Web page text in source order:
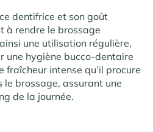
dentifrice et son goût
à rendre le brossage
une utilisation régulière,
une hygiène bucco-dentaire
fraîcheur intense qu’il procure
brossage, assurant une
de la journée.